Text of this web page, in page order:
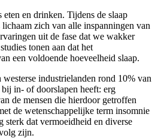
en drinken. Tijdens de slaap
zich van alle inspanningen van
uit de fase dat we wakker
tonen aan dat het
een voldoende hoeveelheid slaap.
industrielanden rond 10% van
in- of doorslapen heeft: erg
de mensen die hierdoor getroffen
de wetenschappelijke term insomnie
sterk dat vermoeidheid en diverse
zijn.